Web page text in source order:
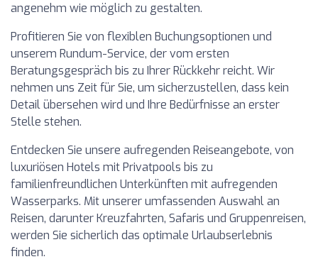
angenehm wie möglich zu gestalten.
Profitieren Sie von flexiblen Buchungsoptionen und
unserem Rundum-Service, der vom ersten
Beratungsgespräch bis zu Ihrer Rückkehr reicht. Wir
nehmen uns Zeit für Sie, um sicherzustellen, dass kein
Detail übersehen wird und Ihre Bedürfnisse an erster
Stelle stehen.
Entdecken Sie unsere aufregenden Reiseangebote, von
luxuriösen Hotels mit Privatpools bis zu
familienfreundlichen Unterkünften mit aufregenden
Wasserparks. Mit unserer umfassenden Auswahl an
Reisen, darunter Kreuzfahrten, Safaris und Gruppenreisen,
werden Sie sicherlich das optimale Urlaubserlebnis
finden.